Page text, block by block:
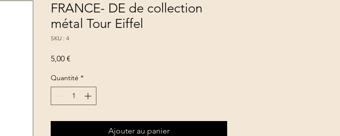
FRANCE- DE de collection
métal Tour Eiffel
SKU : 4
5,00 €
Quantité *
Ajouter au panier